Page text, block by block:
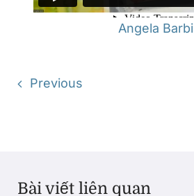
Angela Barbi
Previous
Bài viết liên quan